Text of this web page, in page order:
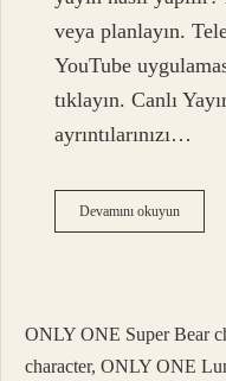
veya planlayın.
YouTube
tıklayın. Canlı
ayrıntılarınızı…
Devamını okuyunTiktok
Ta
Ne
ONLY ONE Super Bear
character, ONLY ONE